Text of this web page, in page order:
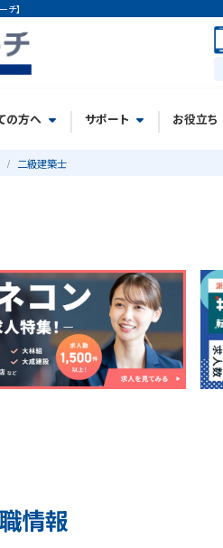
チ】
の方へ サポート お役立ち
二級建築士
情報